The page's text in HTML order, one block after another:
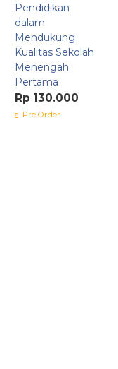
Pendidikan
dalam
Mendukung
Kualitas Sekolah
Menengah
Pertama
Rp 130.000
Pre Order